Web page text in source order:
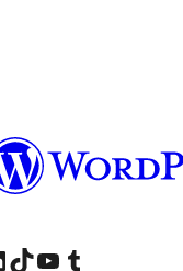
Facebook
cuenta de Instagram
cuenta de LinkedIn
Visita nuestra cuenta de TikTok
Visita nuestro canal de YouTube
Visita nuestra cuenta de Tumblr